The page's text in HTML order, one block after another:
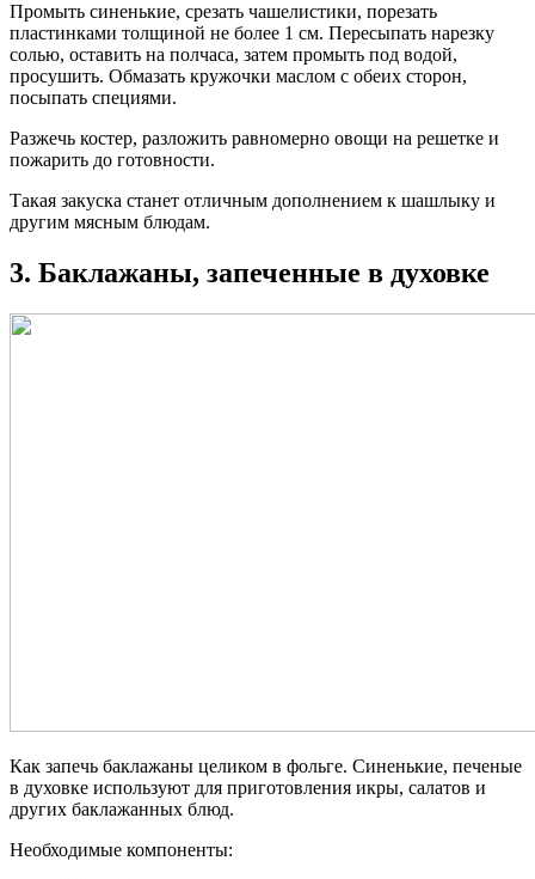
Промыть синенькие, срезать чашелистики, порезать
пластинками толщиной не более 1 см. Пересыпать нарезку
солью, оставить на полчаса, затем промыть под водой,
просушить. Обмазать кружочки маслом с обеих сторон,
посыпать специями.
Разжечь костер, разложить равномерно овощи на решетке и
пожарить до готовности.
Такая закуска станет отличным дополнением к шашлыку и
другим мясным блюдам.
3. Баклажаны, запеченные в духовке
Как запечь баклажаны целиком в фольге. Синенькие, печеные
в духовке используют для приготовления икры, салатов и
других баклажанных блюд.
Необходимые компоненты: